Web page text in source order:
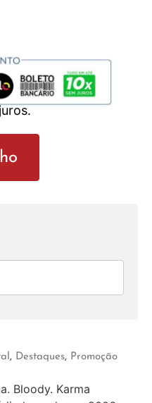
, Destaques, Promoção
Bloody. Karma